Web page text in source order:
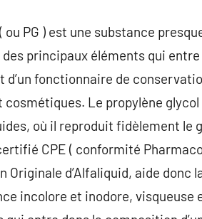
ou PG ) est une substance
des principaux éléments qui
d’un fonctionnaire de
Le propylène
où il reproduit fidèlement
CPE ( conformité
Originale d’Alfaliquid, aide
incolore et inodore, visqueuse